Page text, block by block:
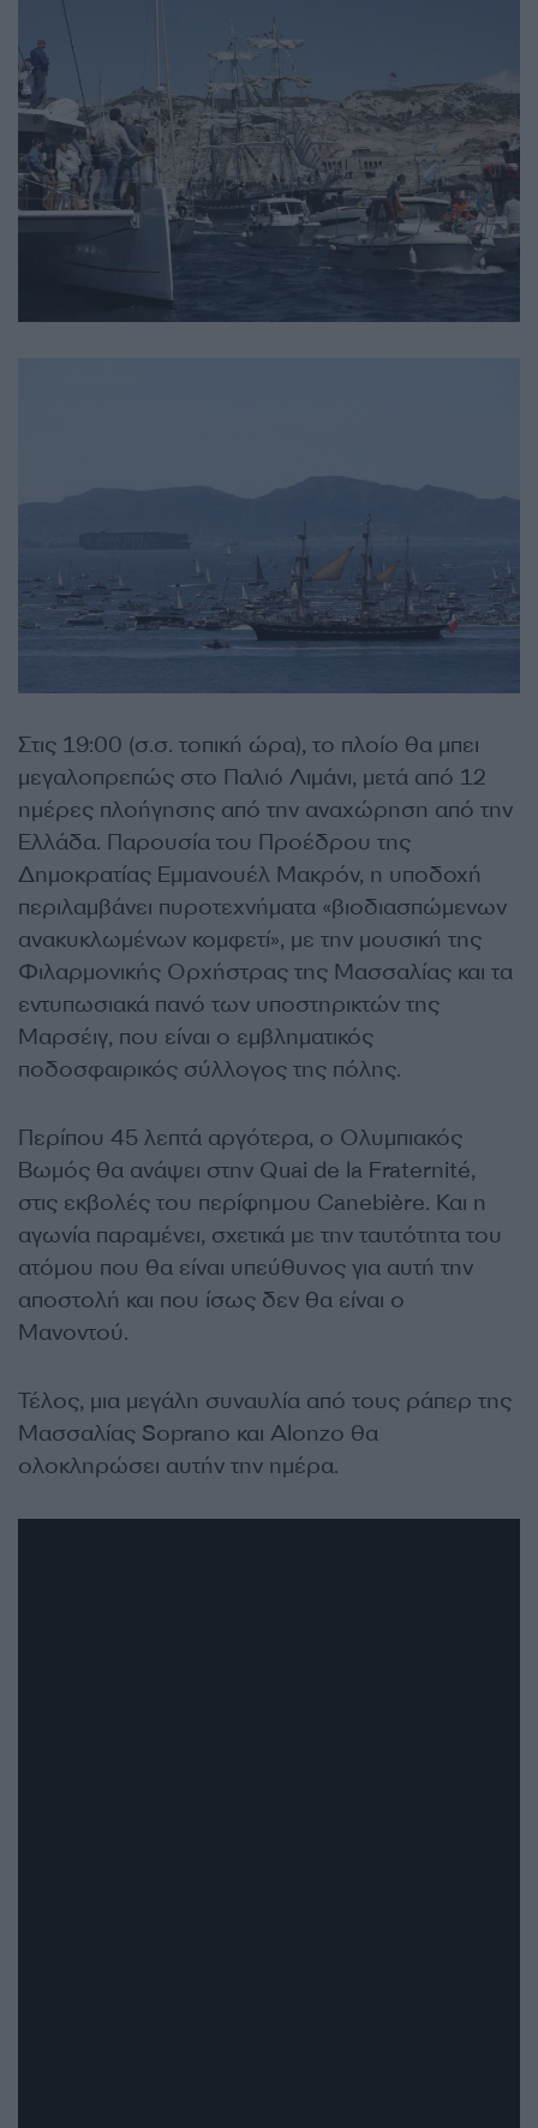
Στις 19:00 (σ.σ. τοπική ώρα), το πλοίο θα μπει
μεγαλοπρεπώς στο Παλιό Λιμάνι, μετά από 12
ημέρες πλοήγησης από την αναχώρηση από την
Ελλάδα. Παρουσία του Προέδρου της
Δημοκρατίας Εμμανουέλ Μακρόν, η υποδοχή
περιλαμβάνει πυροτεχνήματα «βιοδιασπώμενων
ανακυκλωμένων κομφετί», με την μουσική της
Φιλαρμονικής Ορχήστρας της Μασσαλίας και τα
εντυπωσιακά πανό των υποστηρικτών της
Μαρσέιγ, που είναι ο εμβληματικός
ποδοσφαιρικός σύλλογος της πόλης.
Περίπου 45 λεπτά αργότερα, ο Ολυμπιακός
Βωμός θα ανάψει στην Quai de la Fraternité,
στις εκβολές του περίφημου Canebière. Και η
αγωνία παραμένει, σχετικά με την ταυτότητα του
ατόμου που θα είναι υπεύθυνος για αυτή την
αποστολή και που ίσως δεν θα είναι ο
Μανοντού.
Τέλος, μια μεγάλη συναυλία από τους ράπερ της
Μασσαλίας Soprano και Alonzo θα
ολοκληρώσει αυτήν την ημέρα.